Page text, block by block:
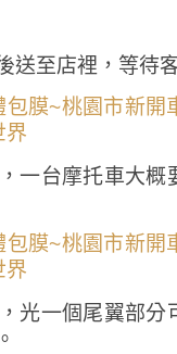
送至店裡，等待
一台摩托車大
光一個尾翼部